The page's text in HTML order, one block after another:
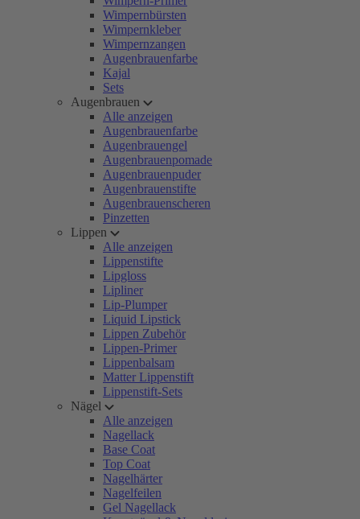
Wimpernbürsten
Wimpernkleber
Wimpernzangen
Augenbrauenfarbe
Kajal
Sets
Augenbrauen
Alle anzeigen
Augenbrauenfarbe
Augenbrauengel
Augenbrauenpomade
Augenbrauenpuder
Augenbrauenstifte
Augenbrauenscheren
Pinzetten
Lippen
Alle anzeigen
Lippenstifte
Lipgloss
Lipliner
Lip-Plumper
Liquid Lipstick
Lippen Zubehör
Lippen-Primer
Lippenbalsam
Matter Lippenstift
Lippenstift-Sets
Nägel
Alle anzeigen
Nagellack
Base Coat
Top Coat
Nagelhärter
Nagelfeilen
Gel Nagellack